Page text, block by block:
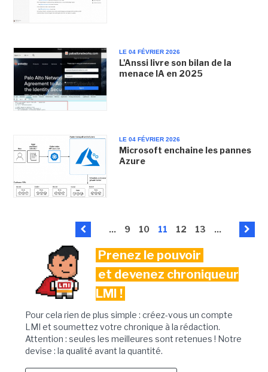
LE 04 FÉVRIER 2026
L'Anssi livre son bilan de la
menace IA en 2025
LE 04 FÉVRIER 2026
Microsoft enchaine les pannes
Azure
... 9 10 11 12 13 ...
Prenez le pouvoir
et devenez chroniqueur
LMI !
Pour cela rien de plus simple : créez-vous un compte
LMI et soumettez votre chronique à la rédaction.
Attention : seules les meilleures sont retenues ! Notre
devise : la qualité avant la quantité.